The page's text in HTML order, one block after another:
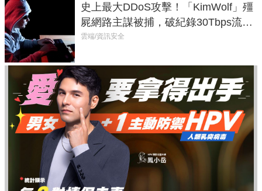
史上最大DDoS攻擊！「KimWolf」殭
屍網路主謀被捕，破紀錄30Tbps流量
癱瘓全球！
雲端/資訊安全